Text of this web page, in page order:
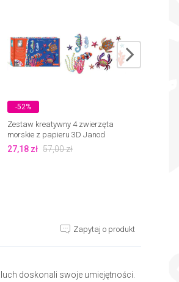
-52%
Zestaw kreatywny 4 zwierzęta
morskie z papieru 3D Janod
27,18 zł 57,00zł
Zapytaj o produkt
doskonali swoje umiejętności.